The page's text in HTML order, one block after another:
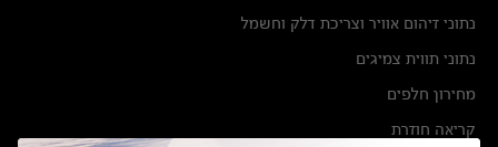
נתוני זיהום אוויר וצריכת דלק וחשמל
נתוני תווית צמיגים
מחירון חלפים
קריאה חוזרת